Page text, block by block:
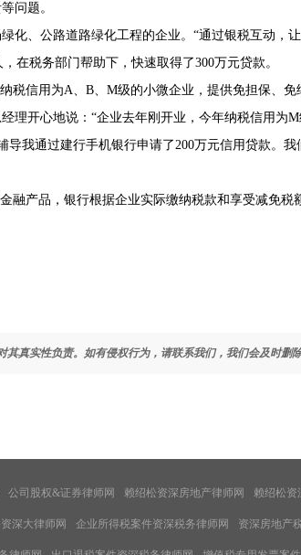
问题。
化、公路道路绿化工程的企业。“通过银税互动，
在税务部门帮助下，快速取得了300万元贷款。
税信用为A、B、M级的小微企业，提供免担保、免
理开心地说：“企业去年刚开业，今年纳税信用为
导我通过建行手机银行申请了200万元信用贷款。我
融产品，银行根据企业实际缴纳税款和享受减免税
真实性负责。如有侵权行为，请联系我们，我们会及时删除
公司股权&证券律师网 赖绍松资深房地产律师网 赖绍松资
深大律师网 企业所得税案件资深税务律师网 资深房地产